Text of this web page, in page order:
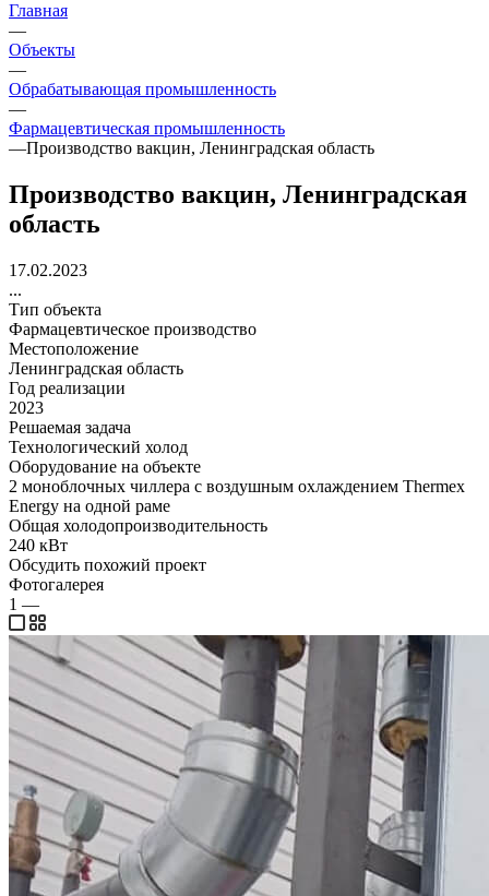
Главная
—
Объекты
—
Обрабатывающая промышленность
—
Фармацевтическая промышленность
—Производство вакцин, Ленинградская область
Производство вакцин, Ленинградская
область
17.02.2023
...
Тип объекта
Фармацевтическое производство
Местоположение
Ленинградская область
Год реализации
2023
Решаемая задача
Технологический холод
Оборудование на объекте
2 моноблочных чиллера с воздушным охлаждением Thermex
Energy на одной раме
Общая холодопроизводительность
240 кВт
Обсудить похожий проект
Фотогалерея
1 —